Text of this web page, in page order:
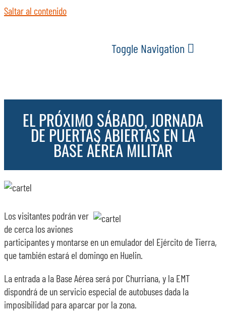
Saltar al contenido
Toggle Navigation
ACTUALIDAD
SERVICIOS
ESPACIOS
SOBRE NOSOTROS
TRANSPARENCIA
EL PRÓXIMO SÁBADO, JORNADA
DE PUERTAS ABIERTAS EN LA
BASE AÉREA MILITAR
Los visitantes podrán ver
de cerca los aviones
participantes y montarse en un emulador del Ejército de Tierra,
que también estará el domingo en Huelin.
La entrada a la Base Aérea será por Churriana, y la EMT
dispondrá de un servicio especial de autobuses dada la
imposibilidad para aparcar por la zona.